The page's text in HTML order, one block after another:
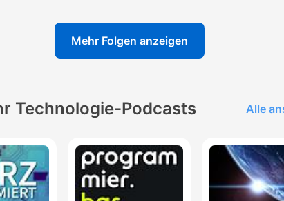
Mehr Folgen anzeigen
Technologie-Podcasts Alle